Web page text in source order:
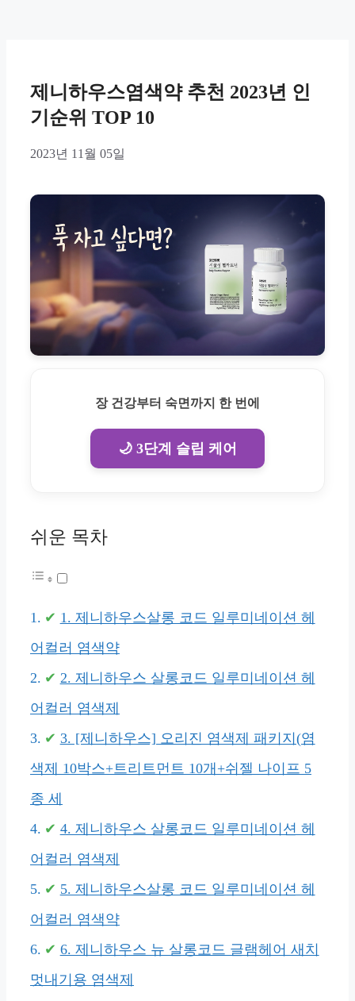
제니하우스염색약 추천 2023년 인
기순위 TOP 10
2023년 11월 05일
장 건강부터 숙면까지 한 번에
🌙 3단계 슬립 케어
쉬운 목차
1. 제니하우스살롱 코드 일루미네이션 헤
어컬러 염색약
2. 제니하우스 살롱코드 일루미네이션 헤
어컬러 염색제
3. [제니하우스] 오리진 염색제 패키지(염
색제 10박스+트리트먼트 10개+쉬젤 나이프 5
종 세
4. 제니하우스 살롱코드 일루미네이션 헤
어컬러 염색제
5. 제니하우스살롱 코드 일루미네이션 헤
어컬러 염색약
6. 제니하우스 뉴 살롱코드 글램헤어 새치
멋내기용 염색제